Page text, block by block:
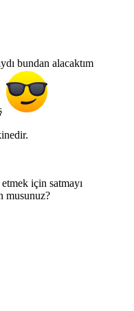
bundan alacaktım
için satmayı
musunuz?